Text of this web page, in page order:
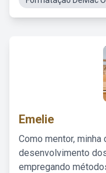
Emelie
Como mentor,
desenvolvimento
empregando